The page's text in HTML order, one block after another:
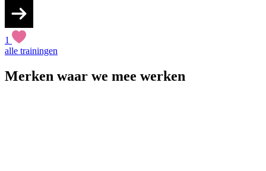
1
alle trainingen
Merken waar we mee werken